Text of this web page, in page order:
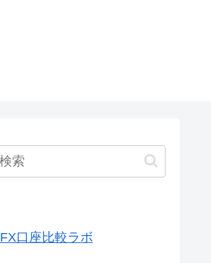
FX口座比較ラボ